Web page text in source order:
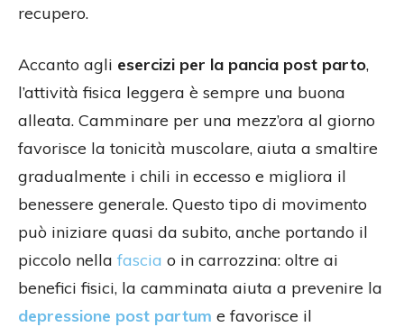
recupero.
Accanto agli esercizi per la pancia post parto,
l’attività fisica leggera è sempre una buona
alleata. Camminare per una mezz’ora al giorno
favorisce la tonicità muscolare, aiuta a smaltire
gradualmente i chili in eccesso e migliora il
benessere generale. Questo tipo di movimento
può iniziare quasi da subito, anche portando il
piccolo nella fascia o in carrozzina: oltre ai
benefici fisici, la camminata aiuta a prevenire la
depressione post partum e favorisce il